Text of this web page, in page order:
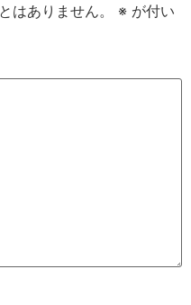
はありません。 ※ が付い